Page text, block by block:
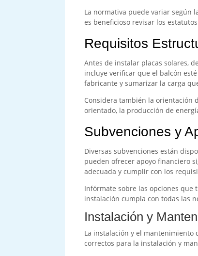
La normativa puede variar según
es beneficioso revisar los
Requisitos
Antes de instalar placas solares,
incluye verificar que el balcón
fabricante y sumarizar la carga
Considera también la orientación
orientado, la producción de
Subvenciones y
Diversas subvenciones están
pueden ofrecer apoyo financiero
adecuada y cumplir con los
Infórmate sobre las opciones que
instalación cumpla con todas las
Instalación y
La instalación y el mantenimiento
correctos para la instalación y